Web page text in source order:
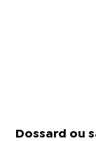
Dossard ou